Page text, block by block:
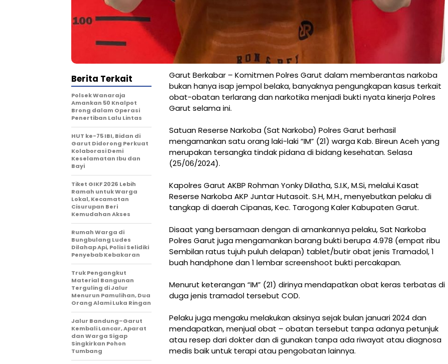
Garut Berkabar – Komitmen Polres Garut dalam memberantas narkoba
bukan hanya isap jempol belaka, banyaknya pengungkapan kasus terkait
obat-obatan terlarang dan narkotika menjadi bukti nyata kinerja Polres
Garut selama ini.
Satuan Reserse Narkoba (Sat Narkoba) Polres Garut berhasil
mengamankan satu orang laki-laki “IM” (21) warga Kab. Bireun Aceh yang
merupakan tersangka tindak pidana di bidang kesehatan. Selasa
(25/06/2024).
Kapolres Garut AKBP Rohman Yonky Dilatha, S.I.K, M.Si, melalui Kasat
Reserse Narkoba AKP Juntar Hutasoit. S.H, M.H., menyebutkan pelaku di
tangkap di daerah Cipanas, Kec. Tarogong Kaler Kabupaten Garut.
Disaat yang bersamaan dengan di amankannya pelaku, Sat Narkoba
Polres Garut juga mengamankan barang bukti berupa 4.978 (empat ribu
Sembilan ratus tujuh puluh delapan) tablet/butir obat jenis Tramadol, 1
buah handphone dan 1 lembar screenshoot bukti percakapan.
Menurut keterangan “IM” (21) dirinya mendapatkan obat keras terbatas di
duga jenis tramadol tersebut COD.
Pelaku juga mengaku melakukan aksinya sejak bulan januari 2024 dan
mendapatkan, menjual obat – obatan tersebut tanpa adanya petunjuk
atau resep dari dokter dan di gunakan tanpa ada riwayat atau diagnosa
medis baik untuk terapi atau pengobatan lainnya.
Berita Terkait
Polsek Wanaraja
Amankan 50 Knalpot
Brong dalam Operasi
Penertiban Lalu Lintas
HUT ke-75 IBI, Bidan di
Garut Didorong Perkuat
Kolaborasi Demi
Keselamatan Ibu dan
Bayi
Tiket GIKF 2026 Lebih
Ramah untuk Warga
Lokal, Kecamatan
Cisurupan Beri
Kemudahan Akses
Rumah Warga di
Bungbulang Ludes
Dilahap Api, Polisi Selidiki
Penyebab Kebakaran
Truk Pengangkut
Material Bangunan
Terguling di Jalur
Menurun Pamulihan, Dua
Orang Alami Luka Ringan
Jalur Bandung–Garut
Kembali Lancar, Aparat
dan Warga Sigap
Singkirkan Pohon
Tumbang